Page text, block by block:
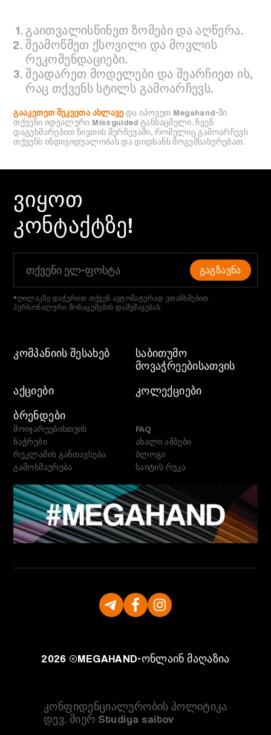
გაითვალისწინეთ ზომები და აღწერა.
შეამოწმეთ ქსოვილი და მოვლის
რეკომენდაციები.
შეადარეთ მოდელები და შეარჩიეთ ის,
რაც თქვენს სტილს გამოარჩევს.
გააკეთეთ შეკვეთა ახლავე და იპოვეთ Megahand-ში
თქვენი იდეალური Missguided ტანსაცმელი. ჩვენ
დაგეხმარებით ნივთის შერჩევაში, რომელიც გამოარჩევს
თქვენს ინდივიდუალობას და დიდხანს მოგემსახურებათ.
ᲕᲘᲧᲝᲗ
ᲙᲝᲜᲢᲐᲥᲢᲖᲔ!
ᲒᲐᲒᲖᲐᲕᲜᲐ
*ღილაკზე დაჭერით თქვენ ავტომატურად ეთანხმებით
პერსონალური მონაცემების დამუშავებას
ᲙᲝᲛᲞᲐᲜᲘᲘᲡ ᲨᲔᲡᲐᲮᲔᲑ
ᲡᲐᲑᲘᲗᲣᲛᲝ
ᲛᲝᲕᲐᲭᲠᲔᲔᲑᲘᲡᲐᲗᲕᲘᲡ
ᲐᲥᲪᲘᲔᲑᲘ
ᲙᲝᲚᲔᲥᲪᲘᲔᲑᲘ
ᲑᲠᲔᲜᲓᲔᲑᲘ
მოიჯარეებისთვის
ნაჭრები
რეკლამის განთავსება
გამოხმაურება
FAQ
ახალი ამბები
ბლოგი
საიტის რუკა
2026 ©MEGAHAND-ონლაინ მაღაზია
კონფიდენციალურობის პოლიტიკა
დევ. მიერ Studiya saitov